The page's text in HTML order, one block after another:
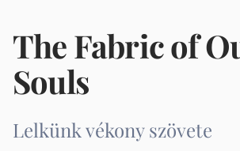
The Fabric of
Souls
Lelkünk vékony szövete